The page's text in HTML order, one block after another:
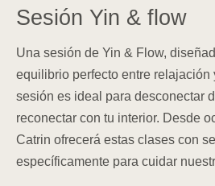
Sesión Yin & flow
Una sesión de Yin & Flow,
equilibrio perfecto entre relajación
sesión es ideal para desconectar
reconectar con tu interior. Desde
Catrin ofrecerá estas clases con
específicamente para cuidar